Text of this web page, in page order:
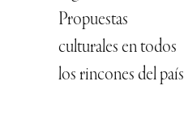
Propuestas
culturales en todos
los rincones del país